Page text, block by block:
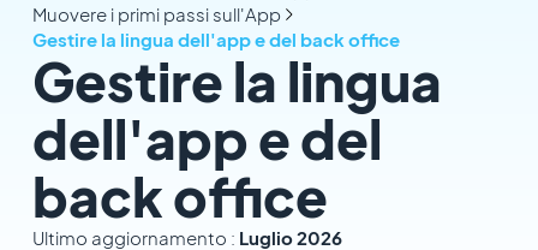
Muovere i primi passi sull'App
Gestire la lingua dell'app e del back office
Gestire la lingua
dell'app e del
back office
Ultimo aggiornamento : Luglio 2026